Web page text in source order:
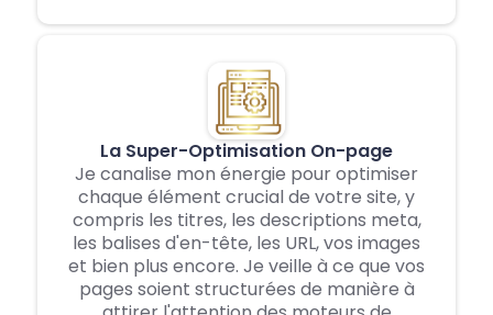
La Super-Optimisation On-page
Je canalise mon énergie pour optimiser
chaque élément crucial de votre site, y
compris les titres, les descriptions meta,
les balises d'en-tête, les URL, vos images
et bien plus encore. Je veille à ce que vos
pages soient structurées de manière à